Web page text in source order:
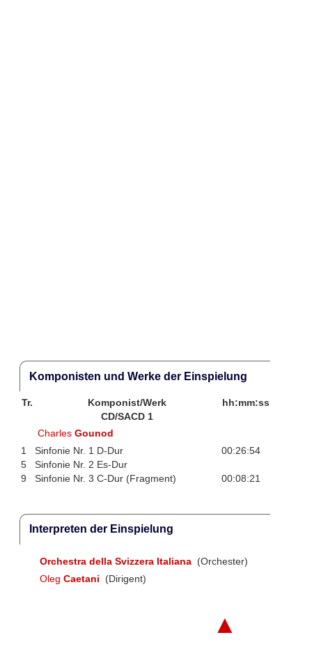
Komponisten und Werke der Einspielung
Tr. Komponist/Werk
hh:mm:ss
CD/SACD 1
CharlesGounod
1
Sinfonie Nr. 1 D-Dur
00:26:54
5
Sinfonie Nr. 2 Es-Dur
9
Sinfonie Nr. 3 C-Dur (Fragment) 00:08:21
Interpreten der Einspielung
Orchestra della Svizzera Italiana (Orchester)
Oleg Caetani (Dirigent)
▲